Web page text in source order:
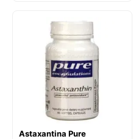
Astaxantina Pure